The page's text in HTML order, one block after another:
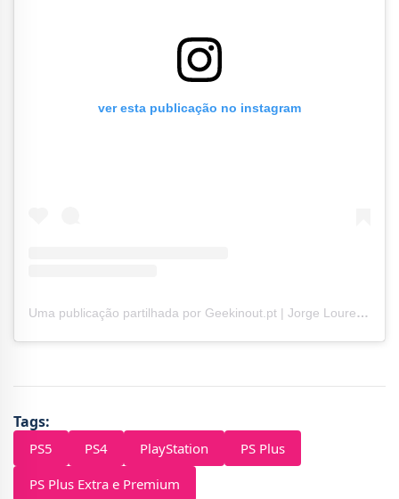
ver esta publicação no instagram
Uma publicação partilhada por Geekinout.pt | Jorge Loureiro (@geekinout.pt)
Tags:
PS5 PS4 PlayStation
PS Plus
PS Plus Extra e Premium